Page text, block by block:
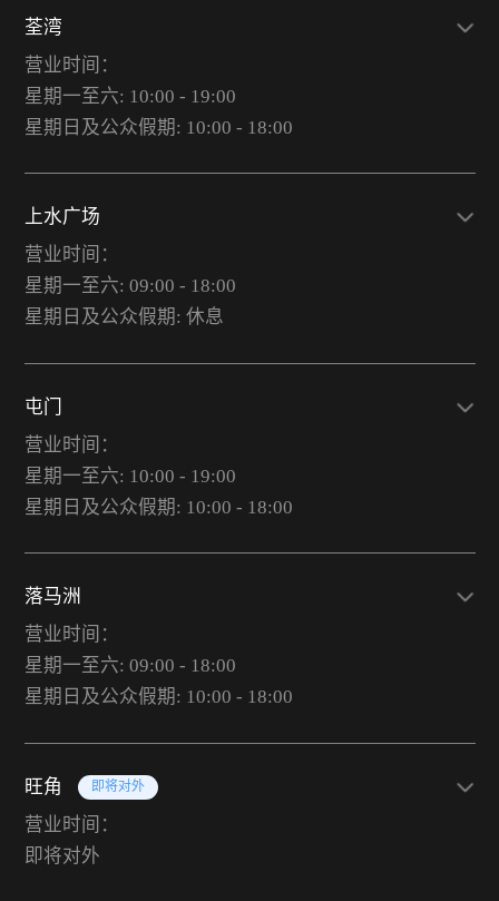
荃湾
营业时间：
星期一至六: 10:00 - 19:00
星期日及公众假期: 10:00 - 18:00
上水广场
营业时间：
星期一至六: 09:00 - 18:00
星期日及公众假期: 休息
屯门
营业时间：
星期一至六: 10:00 - 19:00
星期日及公众假期: 10:00 - 18:00
落马洲
营业时间：
星期一至六: 09:00 - 18:00
星期日及公众假期: 10:00 - 18:00
旺角 即将对外
营业时间：
即将对外